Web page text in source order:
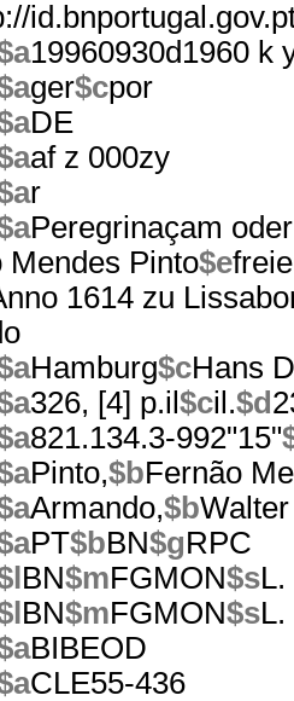
19960930d1960 k
ger$cpor
DE
af z 000zy
r
Peregrinaçam
Mendes Pinto$e
1614 zu
Hamburg$cHans
326, [4] p.il $cil.$d
821.134.3-992"15"
Pinto,$bFernão
Armando,$b
PT$bBN$gRPC
BN$mFGMON$sL.
BN$mFGMON$sL.
BIBEOD
CLE55-436